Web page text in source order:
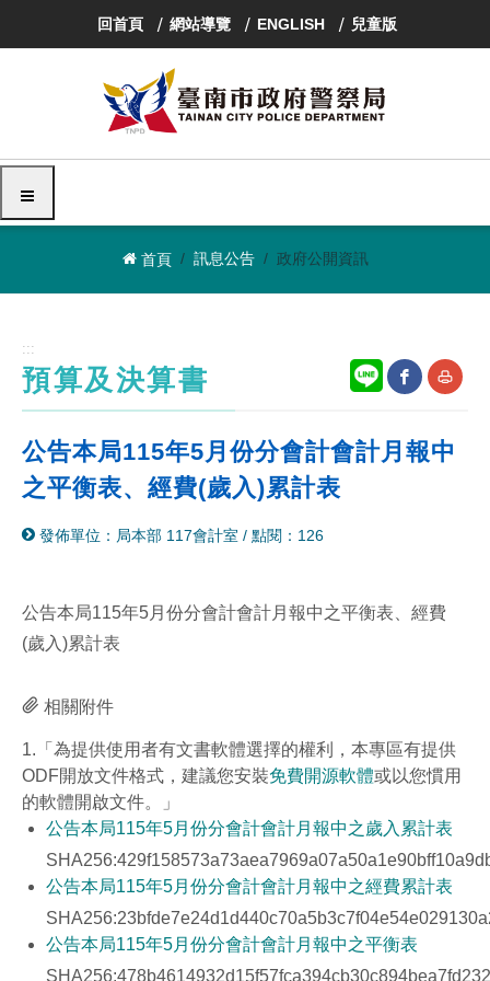
區
回首頁 網站導覽 ENGLISH 兒童版
選單
首頁 訊息公告 政府公開資訊
:::
預算及決算書
網
facebook
友
公告本局115年5月份分會計會計月報中
之平衡表、經費(歲入)累計表
發佈單位：局本部 117會計室 / 點閱：126
公告本局115年5月份分會計會計月報中之平衡表、經費
(歲入)累計表
相關附件
1.「為提供使用者有文書軟體選擇的權利，本專區有提供
ODF開放文件格式，建議您安裝免費開源軟體或以您慣用
的軟體開啟文件。」
公告本局115年5月份分會計會計月報中之歲入累計表
公告本局115年5月份分會計會計月報中之經費累計表
公告本局115年5月份分會計會計月報中之平衡表